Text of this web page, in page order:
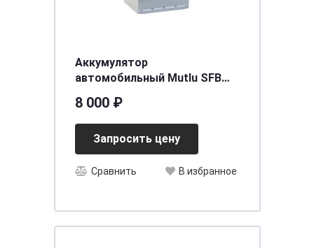
Аккумулятор
автомобильный Mutlu SFB
8 000 ₽
Запросить цену
Сравнить В избранное